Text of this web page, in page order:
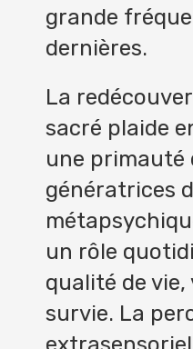
grande
dernières.
La
sacré plaide
une primauté
génératrices
un rôle
qualité de
survie. La